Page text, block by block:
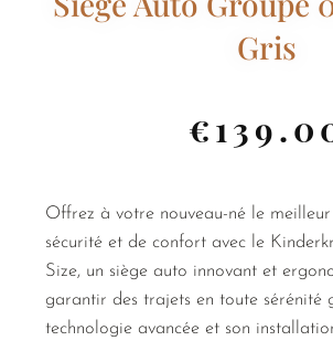
Gris
€
Offrez à votre nouveau-né le
sécurité et de confort avec le
Size, un siège auto innovant et
garantir des trajets en toute sérénité
technologie avancée et son